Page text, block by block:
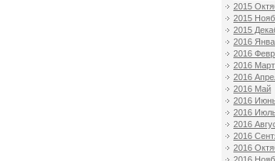
2015
2015
2015
2016
2016
2016 Март
2016
2016 Май
2016
2016
2016
2016
2016